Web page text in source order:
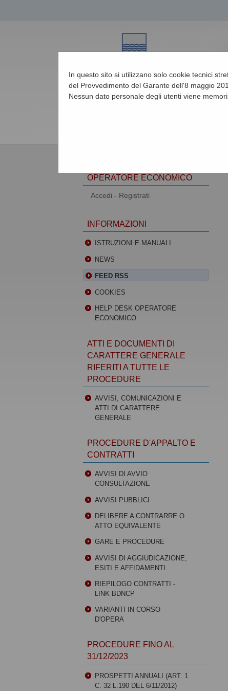
In questo sito si utilizzano solo cookie tecnici
del Provvedimento del Garante dell'8 maggio
Nessun dato personale degli utenti viene
OPERATORE ECONOMICO
Accedi - Registrati
INFORMAZIONI
ISTRUZIONI E MANUALI
NEWS
FEED RSS
COOKIES
HELP DESK OPERATORE
ECONOMICO
ATTI E DOCUMENTI DI
CARATTERE GENERALE
RIFERITI A TUTTE LE
PROCEDURE
AVVISI, COMUNICAZIONI E
ATTI DI CARATTERE
GENERALE
PROCEDURE D'APPALTO E
CONTRATTI
AVVISI DI AVVIO
CONSULTAZIONE
AVVISI PUBBLICI
DELIBERE A CONTRARRE O
ATTO EQUIVALENTE
GARE E PROCEDURE
AVVISI DI AGGIUDICAZIONE,
ESITI E AFFIDAMENTI
RIEPILOGO CONTRATTI -
LINK BDNCP
VARIANTI IN CORSO
D'OPERA
PROCEDURE FINO AL
31/12/2023
PROSPETTI ANNUALI (ART. 1
C. 32 L.190 DEL 6/11/2012)